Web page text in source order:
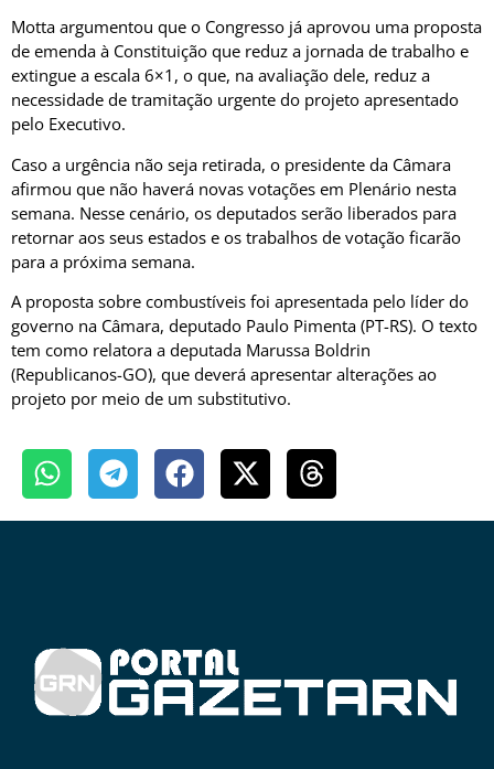
Motta argumentou que o Congresso já aprovou uma proposta
de emenda à Constituição que reduz a jornada de trabalho e
extingue a escala 6×1, o que, na avaliação dele, reduz a
necessidade de tramitação urgente do projeto apresentado
pelo Executivo.
Caso a urgência não seja retirada, o presidente da Câmara
afirmou que não haverá novas votações em Plenário nesta
semana. Nesse cenário, os deputados serão liberados para
retornar aos seus estados e os trabalhos de votação ficarão
para a próxima semana.
A proposta sobre combustíveis foi apresentada pelo líder do
governo na Câmara, deputado Paulo Pimenta (PT-RS). O texto
tem como relatora a deputada Marussa Boldrin
(Republicanos-GO), que deverá apresentar alterações ao
projeto por meio de um substitutivo.